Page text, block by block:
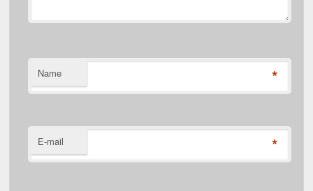
Name *
E-mail *